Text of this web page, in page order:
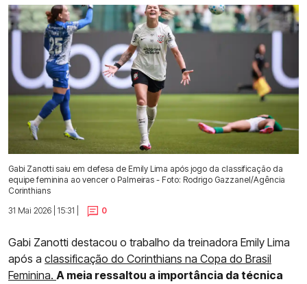
Gabi Zanotti saiu em defesa de Emily Lima após jogo da classificação da
equipe feminina ao vencer o Palmeiras - Foto: Rodrigo Gazzanel/Agência
Corinthians
31 Mai 2026 | 15:31 |
0
Gabi Zanotti destacou o trabalho da treinadora Emily Lima
após a classificação do Corinthians na Copa do Brasil
Feminina. A meia ressaltou a importância da técnica